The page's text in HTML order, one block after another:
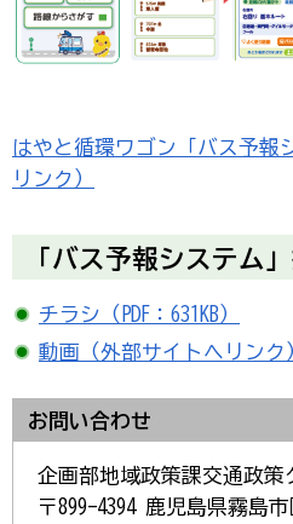
はやと循環ワゴン「バス予報
リンク）
「バス予報システム
チラシ（PDF：631KB）
動画（外部サイトへリンク
お問い合わせ
企画部地域政策課交通政策
〒899-4394 鹿児島県霧島